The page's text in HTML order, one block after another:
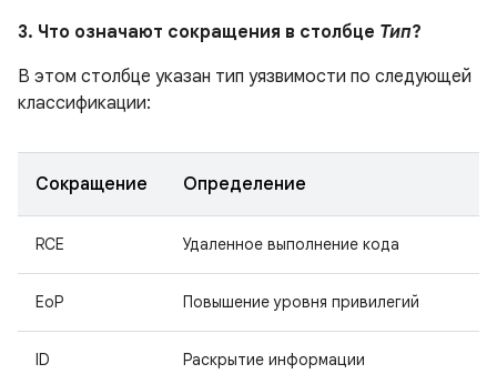
3. Что означают сокращения в столбце Тип?
В этом столбце указан тип уязвимости по следующей
классификации:
Сокращение Определение
RCE Удаленное выполнение кода
EoP Повышение уровня привилегий
ID Раскрытие информации